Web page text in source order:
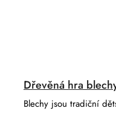
Dřevěná hra
Blechy jsou tradiční